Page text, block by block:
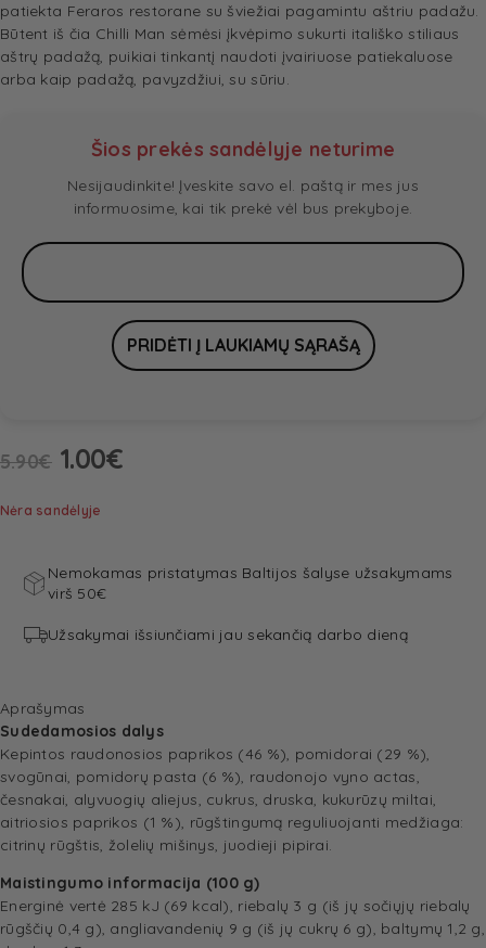
patiekta Feraros restorane su šviežiai pagamintu aštriu padažu.
Būtent iš čia Chilli Man sėmėsi įkvėpimo sukurti itališko stiliaus
aštrų padažą, puikiai tinkantį naudoti įvairiuose patiekaluose
arba kaip padažą, pavyzdžiui, su sūriu.
Šios prekės sandėlyje neturime
Nesijaudinkite! Įveskite savo el. paštą ir mes jus
informuosime, kai tik prekė vėl bus prekyboje.
5.90€ 1.00€
Nėra sandėlyje
Nemokamas pristatymas Baltijos šalyse užsakymams
virš 50€
Užsakymai išsiunčiami jau sekančią darbo dieną
Aprašymas
Sudedamosios dalys
Kepintos raudonosios paprikos (46 %), pomidorai (29 %),
svogūnai, pomidorų pasta (6 %), raudonojo vyno actas,
česnakai, alyvuogių aliejus, cukrus, druska, kukurūzų miltai,
aitriosios paprikos (1 %), rūgštingumą reguliuojanti medžiaga:
citrinų rūgštis, žolelių mišinys, juodieji pipirai.
Maistingumo informacija (100 g)
Energinė vertė 285 kJ (69 kcal), riebalų 3 g (iš jų sočiųjų riebalų
rūgščių 0,4 g), angliavandenių 9 g (iš jų cukrų 6 g), baltymų 1,2 g,